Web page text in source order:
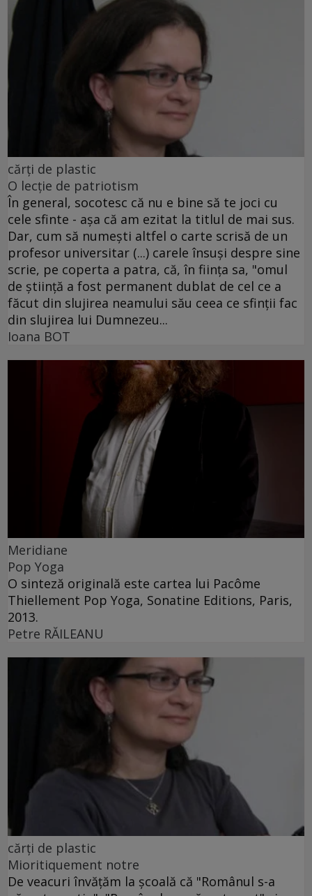
cărţi de plastic
O lecţie de patriotism
În general, socotesc că nu e bine să te joci cu
cele sfinte - aşa că am ezitat la titlul de mai sus.
Dar, cum să numeşti altfel o carte scrisă de un
profesor universitar (...) carele însuşi despre sine
scrie, pe coperta a patra, că, în fiinţa sa, "omul
de ştiinţă a fost permanent dublat de cel ce a
făcut din slujirea neamului său ceea ce sfinţii fac
din slujirea lui Dumnezeu...
Ioana BOT
Meridiane
Pop Yoga
O sinteză originală este cartea lui Pacôme
Thiellement Pop Yoga, Sonatine Editions, Paris,
2013.
Petre RĂILEANU
cărţi de plastic
Mioritiquement notre
De veacuri învăţăm la şcoală că "Românul s-a